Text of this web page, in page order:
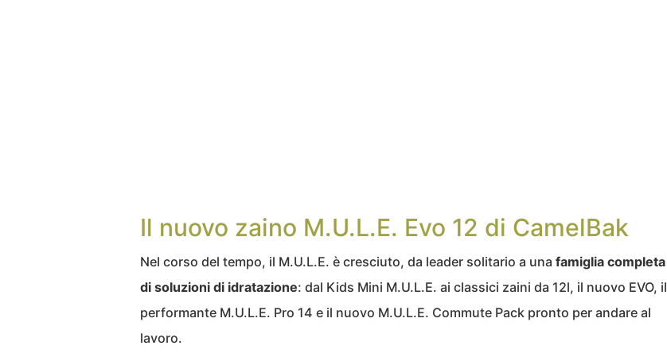
Il nuovo zaino M.U.L.E. Evo 12 di CamelBak
Nel corso del tempo, il M.U.L.E. è cresciuto, da leader solitario a una famiglia completa
di soluzioni di idratazione: dal Kids Mini M.U.L.E. ai classici zaini da 12l, il nuovo EVO, il
performante M.U.L.E. Pro 14 e il nuovo M.U.L.E. Commute Pack pronto per andare al
lavoro.